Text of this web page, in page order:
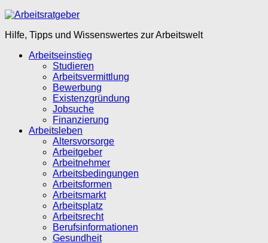
Hilfe, Tipps und Wissenswertes zur Arbeitswelt
Arbeitseinstieg
Studieren
Arbeitsvermittlung
Bewerbung
Existenzgründung
Jobsuche
Finanzierung
Arbeitsleben
Altersvorsorge
Arbeitgeber
Arbeitnehmer
Arbeitsbedingungen
Arbeitsformen
Arbeitsmarkt
Arbeitsplatz
Arbeitsrecht
Berufsinformationen
Gesundheit